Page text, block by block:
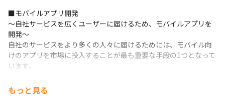
■モバイルアプリ開発
〜自社サービスを広くユーザーに届けるため、モバイルアプリを
開発〜
自社のサービスをより多くの人々に届けるためには、モバイル向
けのアプリを市場に投入することが最も重要な手段の1つとなって
います。
合わせた内容で開発いたします。
Flutter／Dartを活用すると、AndroidとiPhone（iOS）のアプリ
もっと見る